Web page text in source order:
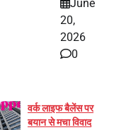
June
20,
2026
0
वर्क लाइफ बैलेंस पर
बयान से मचा विवाद